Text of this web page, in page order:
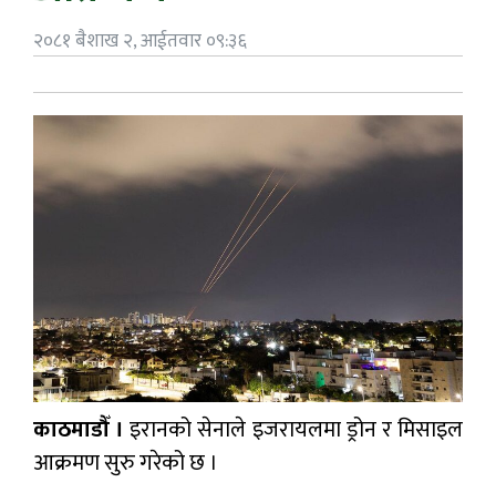
२०८१ बैशाख २, आईतवार ०९:३६
काठमाडौँ । इरानको सेनाले इजरायलमा ड्रोन र मिसाइल
आक्रमण सुरु गरेको छ ।